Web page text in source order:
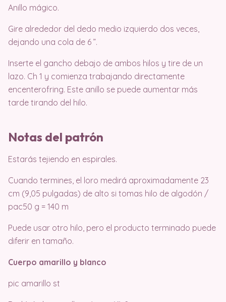
Anillo mágico.
Gire alrededor del dedo medio izquierdo dos veces,
dejando una cola de 6 ”.
Inserte el gancho debajo de ambos hilos y tire de un
lazo. Ch 1 y comienza trabajando directamente
encenterofring. Este anillo se puede aumentar más
tarde tirando del hilo.
Notas del patrón
Estarás tejiendo en espirales.
Cuando termines, el loro medirá aproximadamente 23
cm (9,05 pulgadas) de alto si tomas hilo de algodón /
pac50 g = 140 m
Puede usar otro hilo, pero el producto terminado puede
diferir en tamaño.
Cuerpo amarillo y blanco
pic amarillo st